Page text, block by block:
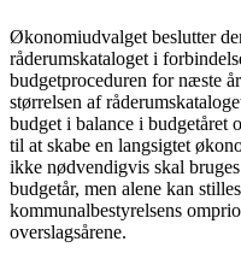
Økonomiudvalget beslutter
råderumskataloget i
budgetproceduren for næste
størrelsen af
budget i balance i budgetåret
til at skabe en langsigtet
ikke nødvendigvis skal
budgetår, men alene kan
kommunalbestyrelsens
overslagsårene.